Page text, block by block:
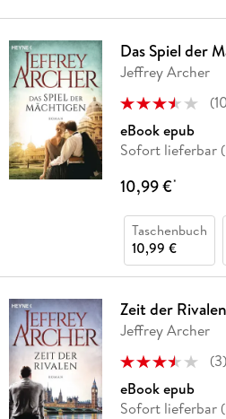
Das Spiel der
Jeffrey Archer
(10
eBook epub
Sofort lieferbar
10,99 €*
Taschenbuch
10,99 €
Zeit der
Jeffrey Archer
(3)
eBook epub
Sofort lieferbar